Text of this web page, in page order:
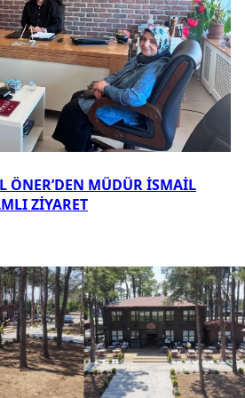
ÖNER’DEN MÜDÜR İSMAİL
ZİYARET